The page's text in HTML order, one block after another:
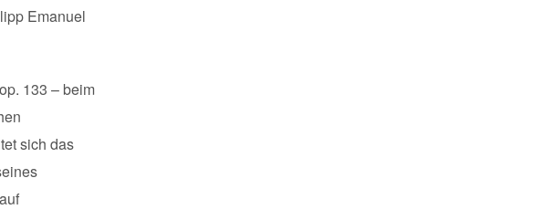
Emanuel
133 – beim
sich das